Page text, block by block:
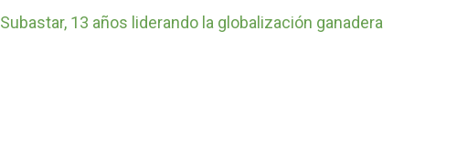
Subastar, 13 años liderando la globalización ganadera